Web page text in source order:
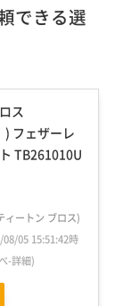
できる選
ス
フェザーレ
TB261010U
ートン ブロス)
08/05 15:51:42時
-詳細)